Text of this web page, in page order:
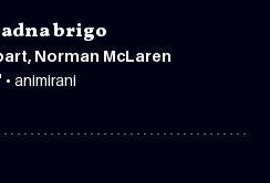
brigo
Norman McLaren
• animirani